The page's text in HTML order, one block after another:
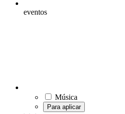
eventos
Música
Para aplicar